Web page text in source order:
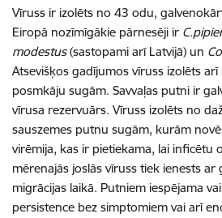
Vīruss ir izolēts no 43 odu,
Eiropā nozīmīgākie pārnesēji ir
modestus(sastopami arī Latvijā) un
Atsevišķos gadījumos vīruss izolēts
posmkāju sugām. Savvaļas putni ir
vīrusa rezervuārs. Vīruss izolēts no
sauszemes putnu sugām, kurām
virēmija, kas ir pietiekama, lai inficētu
mērenajās joslās vīruss tiek ienests
migrācijas laikā. Putniem iespējama
persistence bez simptomiem vai arī